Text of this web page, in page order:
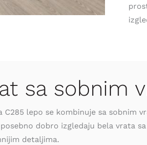
sa sobnim
lepo se kombinuje sa sobnim
dobro izgledaju bela vrata
detaljima.